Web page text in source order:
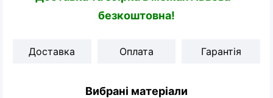
безкоштовна!
Доставка Оплата Гарантія
Вибрані матеріали